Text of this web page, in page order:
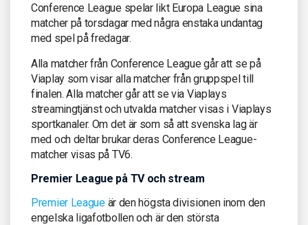
Conference League spelar likt Europa League sina
matcher på torsdagar med några enstaka undantag
med spel på fredagar.
Alla matcher från Conference League går att se på
Viaplay som visar alla matcher från gruppspel till
finalen. Alla matcher går att se via Viaplays
streamingtjänst och utvalda matcher visas i Viaplays
sportkanaler. Om det är som så att svenska lag är
med och deltar brukar deras Conference League-
matcher visas på TV6.
Premier League på TV och stream
Premier Leagueär den högsta divisionen inom den
engelska ligafotbollen och är den största